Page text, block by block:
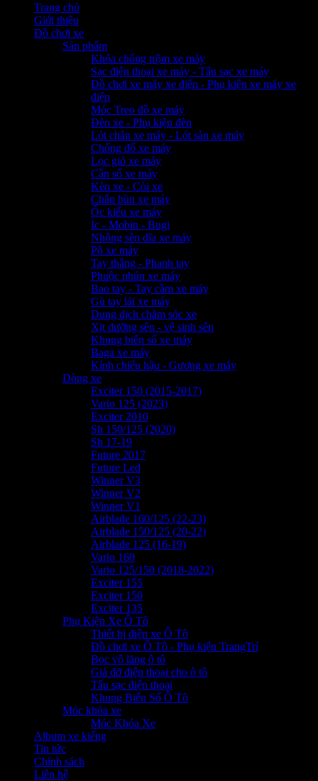
Trang chủ
Giới thiệu
Đồ chơi xe
Sản phẩm
Khóa chống trộm xe máy
Sạc điện thoại xe máy - Tẩu sạc xe máy
Đồ chơi xe máy xe điện - Phụ kiện xe máy xe
điện
Móc Treo đồ xe máy
Đèn xe - Phụ kiện đèn
Lót chân xe máy - Lót sàn xe máy
Chống đổ xe máy
Lọc gió xe máy
Cần số xe máy
Kèn xe - Còi xe
Chắn bùn xe máy
Ốc kiểu xe máy
Ic - Mobin - Bugi
Nhông sên dĩa xe máy
Pô xe máy
Tay thắng - Phanh tay
Phuộc nhún xe máy
Bao tay - Tay cầm xe máy
Gù tay lái xe máy
Dung dịch chăm sóc xe
Xịt dưỡng sên - vệ sinh sên
Khung biển số xe máy
Baga xe máy
Kính chiếu hậu - Gương xe máy
Dòng xe
Exciter 150 (2015-2017)
Vario 125 (2023)
Exciter 2010
Sh 150/125 (2020)
Sh 17-19
Future 2017
Future Led
Winner V3
Winner V2
Winner V1
Airblade 160/125 (22-23)
Airblade 150/125 (20-22)
Airblade 125 (16-19)
Vario 160
Vario 125/150 (2018-2022)
Exciter 155
Exciter 150
Exciter 135
Phụ Kiện Xe Ô Tô
Thiết bị điện xe Ô Tô
Đồ chơi xe Ô Tô - Phụ kiện TrangTrí
Bọc vô lăng ô tô
Giá đỡ điện thoại cho ô tô
Tẩu sạc điện thoại
Khung Biển Số Ô Tô
Móc khóa xe
Móc Khóa Xe
Album xe kiểng
Tin tức
Chính sách
Liên hệ